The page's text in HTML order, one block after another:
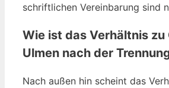
schriftlichen Vereinbarung sind
Wie ist das Verhältnis zu
Ulmen nach der
Nach außen hin scheint das